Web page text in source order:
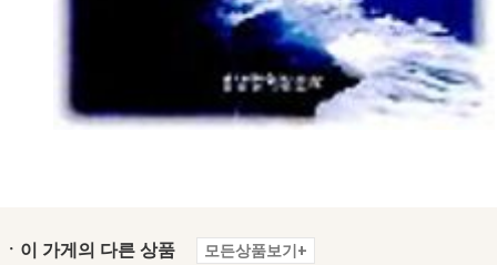
ㆍ이 가게의 다른 상품 모든상품보기+